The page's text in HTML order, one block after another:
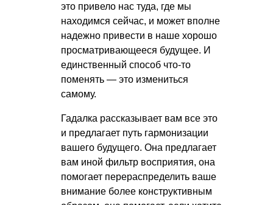
это привело нас туда, где мы
находимся сейчас, и может вполне
надежно привести в наше хорошо
просматривающееся будущее. И
единственный способ что-то
поменять — это измениться
самому.
Гадалка рассказывает вам все это
и предлагает путь гармонизации
вашего будущего. Она предлагает
вам иной фильтр восприятия, она
помогает перераспределить ваше
внимание более конструктивным